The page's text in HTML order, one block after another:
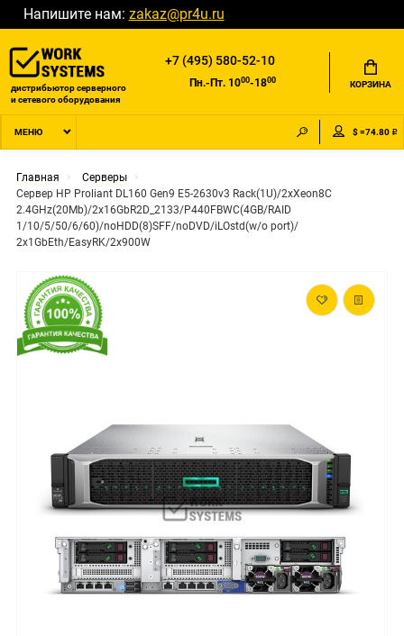
Напишите нам: zakaz@pr4u.ru
дистрибьютор серверного
и сетевого оборудования
+7 (495) 580-52-10
Пн.-Пт. 1000-1800 КОРЗИНА
МЕНЮ $ =74.80 ₽
Главная
Серверы
Сервер HP Proliant DL160 Gen9 E5-2630v3 Rack(1U)/2xXeon8C
2.4GHz(20Mb)/2x16GbR2D_2133/P440FBWC(4GB/RAID
1/10/5/50/6/60)/noHDD(8)SFF/noDVD/iLOstd(w/o port)/
2x1GbEth/EasyRK/2x900W